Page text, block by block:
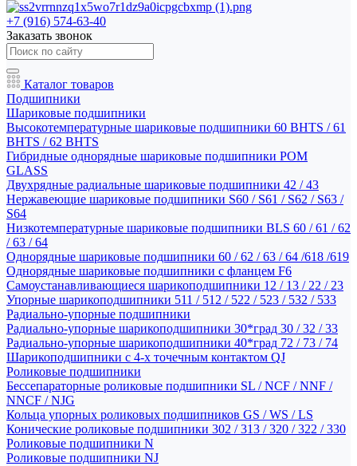
+7 (916) 574-63-40
Заказать звонок
Каталог товаров
Подшипники
Шариковые подшипники
Высокотемпературные шариковые подшипники 60 BHTS / 61
BHTS / 62 BHTS
Гибридные однорядные шариковые подшипники POM
GLASS
Двухрядные радиальные шариковые подшипники 42 / 43
Нержавеющие шариковые подшипники S60 / S61 / S62 / S63 /
S64
Низкотемпературные шариковые подшипники BLS 60 / 61 / 62
/ 63 / 64
Однорядные шариковые подшипники 60 / 62 / 63 / 64 /618 /619
Однорядные шариковые подшипники с фланцем F6
Самоустанавливающиеся шарикоподшипники 12 / 13 / 22 / 23
Упорные шарикоподшипники 511 / 512 / 522 / 523 / 532 / 533
Радиально-упорные подшипники
Радиально-упорные шарикоподшипники 30*град 30 / 32 / 33
Радиально-упорные шарикоподшипники 40*град 72 / 73 / 74
Шарикоподшипники с 4-х точечным контактом QJ
Роликовые подшипники
Бессепараторные роликовые подшипники SL / NCF / NNF /
NNCF / NJG
Кольца упорных роликовых подшипников GS / WS / LS
Конические роликовые подшипники 302 / 313 / 320 / 322 / 330
Роликовые подшипники N
Роликовые подшипники NJ